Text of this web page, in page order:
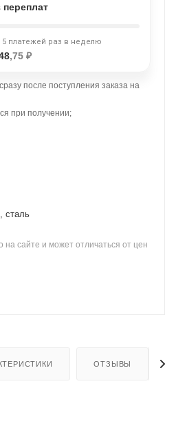
переплат
платежей раз в неделю
,75 ₽
после поступления заказа на
при получении;
сталь
на сайте и может отличаться от цен
ОТЗЫВЫ